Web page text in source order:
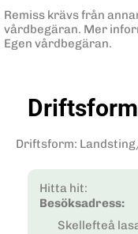
Remiss krävs från
vårdbegäran. Mer
Egen vårdbegäran.
Driftsform
Driftsform:
Hitta hit:
Besöksadress:
Skellefteå